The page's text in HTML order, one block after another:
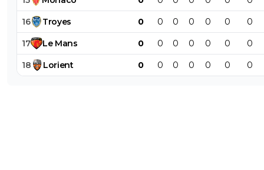
16 Troyes 0 0 0 0 0 0 0
17 Le Mans 0 0 0 0 0 0 0
18 Lorient 0 0 0 0 0 0 0